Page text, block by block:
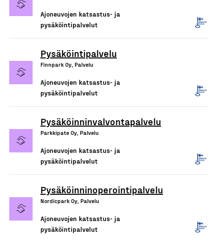
Ajoneuvojen katsastus- ja
pysäköintipalvelut
Pysäköintipalvelu
Finnpark Oy, Palvelu
Ajoneuvojen katsastus- ja
pysäköintipalvelut
Pysäköinninvalvontapalvelu
Parkkipate Oy, Palvelu
Ajoneuvojen katsastus- ja
pysäköintipalvelut
Pysäköinninoperointipalvelu
Nordicpark Oy, Palvelu
Ajoneuvojen katsastus- ja
pysäköintipalvelut